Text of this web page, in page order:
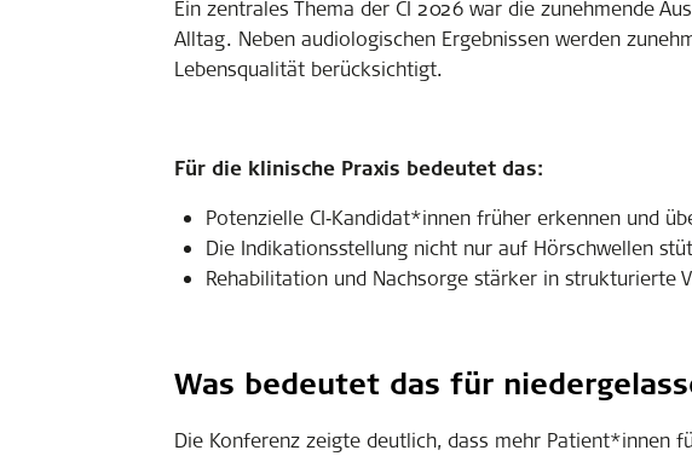
Ein zentrales Thema der CI 2026 war die zunehmende
Alltag. Neben audiologischen Ergebnissen werden
Lebensqualität berücksichtigt.
Für die klinische Praxis bedeutet das:
Potenzielle CI‑Kandidat*innen früher erkennen und
Die Indikationsstellung nicht nur auf Hörschwellen
Rehabilitation und Nachsorge stärker in strukturierte
Was bedeutet das für
Die Konferenz zeigte deutlich, dass mehr Patient*innen